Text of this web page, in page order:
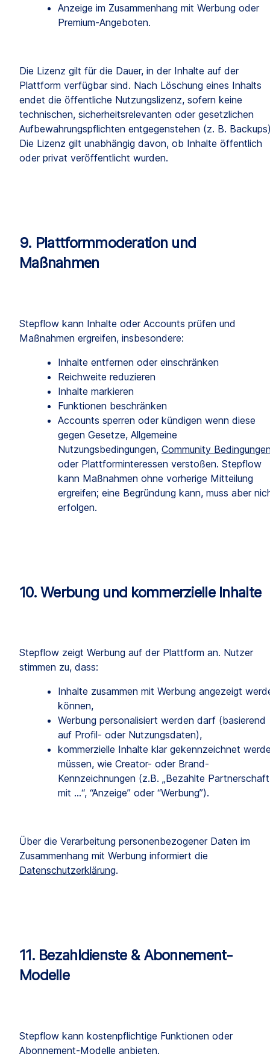
Anzeige im Zusammenhang mit Werbung oder
Premium-Angeboten.
Die Lizenz gilt für die Dauer, in der Inhalte auf der
Plattform verfügbar sind. Nach Löschung eines Inhalts
endet die öffentliche Nutzungslizenz, sofern keine
technischen, sicherheitsrelevanten oder gesetzlichen
Aufbewahrungspflichten entgegenstehen (z. B.
Die Lizenz gilt unabhängig davon, ob Inhalte öffentlich
oder privat veröffentlicht wurden.
9. Plattformmoderation und
Maßnahmen
Stepflow kann Inhalte oder Accounts prüfen und
Maßnahmen ergreifen, insbesondere:
Inhalte entfernen oder einschränken
Reichweite reduzieren
Inhalte markieren
Funktionen beschränken
Accounts sperren oder kündigen wenn diese
gegen Gesetze, Allgemeine
Nutzungsbedingungen, Community
oder Plattforminteressen verstoßen. Stepflow
kann Maßnahmen ohne vorherige Mitteilung
ergreifen; eine Begründung kann, muss aber
erfolgen.
10. Werbung und kommerzielle Inhalte
Stepflow zeigt Werbung auf der Plattform an. Nutzer
stimmen zu, dass:
Inhalte zusammen mit Werbung angezeigt
können,
Werbung personalisiert werden darf (basierend
auf Profil- oder Nutzungsdaten),
kommerzielle Inhalte klar gekennzeichnet
müssen, wie Creator- oder Brand-
Kennzeichnungen (z.B. „Bezahlte Partnerschaft
mit …“, “Anzeige” oder “Werbung”).
Über die Verarbeitung personenbezogener Daten im
Datenschutzerklärung.
11. Bezahldienste & Abonnement-
Modelle
Stepflow kann kostenpflichtige Funktionen oder
Abonnement-Modelle anbieten.